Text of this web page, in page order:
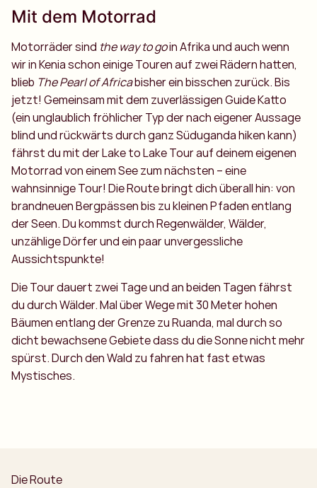
Mit dem Motorrad
Motorräder sind the way to goin Afrika und auch wenn
wir in Kenia schon einige Touren auf zwei Rädern hatten,
blieb The Pearl of Africabisher ein bisschen zurück. Bis
jetzt! Gemeinsam mit dem zuverlässigen Guide Katto
(ein unglaublich fröhlicher Typ der nach eigener Aussage
blind und rückwärts durch ganz Süduganda hiken kann)
fährst du mit der Lake to Lake Tour auf deinem eigenen
Motorrad von einem See zum nächsten – eine
wahnsinnige Tour! Die Route bringt dich überall hin: von
brandneuen Bergpässen bis zu kleinen Pfaden entlang
der Seen. Du kommst durch Regenwälder, Wälder,
unzählige Dörfer und ein paar unvergessliche
Aussichtspunkte!
Die Tour dauert zwei Tage und an beiden Tagen fährst
du durch Wälder. Mal über Wege mit 30 Meter hohen
Bäumen entlang der Grenze zu Ruanda, mal durch so
dicht bewachsene Gebiete dass du die Sonne nicht mehr
spürst. Durch den Wald zu fahren hat fast etwas
Mystisches.
Die Route